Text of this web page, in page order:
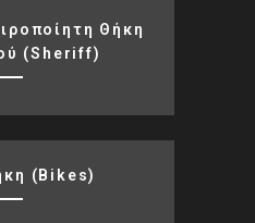
Θήκη
(sheriff)
(bikes)